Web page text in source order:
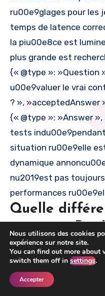
ru00e9glages pour les
temps de latence
la piu00e8ce est
plus grande est
{« @type »: »Question
u00e9valuer le vrai
? », »acceptedAnswer
{« @type »: »Answer
tests
situation ru00e9elle
dynamique
nu2019est pas
performances
Quelle
native et
La 4K native repose sur
offrant le maximum de
wobulation) simule la
Nous utilisons des cookies
expérience sur notre site.
You can find out more about
switch them off in settings.
Accepter